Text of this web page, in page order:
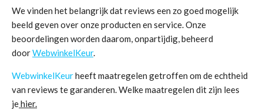
We vinden het belangrijk dat reviews een zo goed mogelijk
beeld geven over onze producten en service. Onze
beoordelingen worden daarom, onpartijdig, beheerd
doorWebwinkelKeur.
WebwinkelKeurheeft maatregelen getroffen om de echtheid
van reviews te garanderen. Welke maatregelen dit zijn lees
jehier.